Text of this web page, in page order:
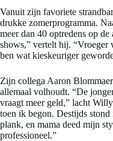
Vanuit zijn favoriete
drukke zomerprogramma.
meer dan 40 optredens op
shows,” vertelt hij. “Vroeger
ben wat kieskeuriger
Zijn collega Aaron
allemaal volhoudt. “De
vraagt meer geld,” lacht
toen ik begon. Destijds
plank, en mama deed mijn
professioneel.”